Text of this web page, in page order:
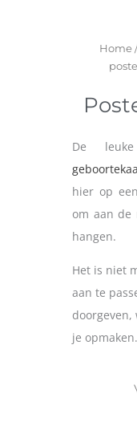
Home
De
hier op
om aan de
hangen.
Het is niet
aan te
je opmaken.